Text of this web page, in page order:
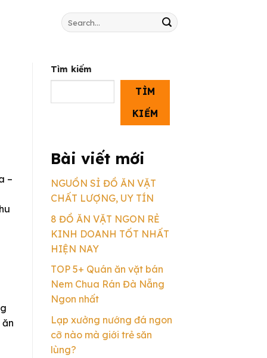
Search
for:
–
Tìm kiếm
TÌM
KIẾM
Bài viết mới
NGUỒN SỈ ĐỒ ĂN VẶT
CHẤT LƯỢNG, UY TÍN
8 ĐỒ ĂN VẶT NGON RẺ
KINH DOANH TỐT NHẤT
HIỆN NAY
TOP 5+ Quán ăn vặt bán
Nem Chua Rán Đà Nẵng
Ngon nhất
Lạp xưởng nướng đá ngon
cỡ nào mà giới trẻ săn
lùng?